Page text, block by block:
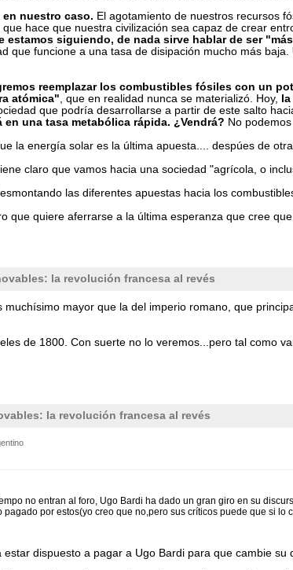
nuestro caso. El agotamiento de nuestros recursos
hace que nuestra civilización sea capaz de crear
estamos siguiendo, de nada sirve hablar de ser
que funcione a una tasa de disipación mucho más baja.
reemplazar los combustibles fósiles con un
atómica", que en realidad nunca se materializó. Hoy,
que podría desarrollarse a partir de este salto
en una tasa metabólica rápida. ¿Vendrá? No
la energía solar es la última apuesta.... despúes de
claro que vamos hacia una sociedad "agrícola, o
las diferentes apuestas hacia los
que quiere aferrarse a la última esperanza que cree
la revolución francesa al revés
mayor que la del imperio romano, que
de 1800. Con suerte no lo veremos...pero tal como
la revolución francesa al revés
no entran al foro, Ugo Bardi ha dado un gran giro en su
por estos(yo creo que no,pero sus críticos puede que si lo
dispuesto a pagar a Ugo Bardi para que cambie su